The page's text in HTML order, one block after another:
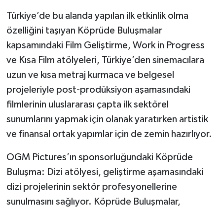
Türkiye’de bu alanda yapılan ilk etkinlik olma
özelliğini taşıyan Köprüde Buluşmalar
kapsamındaki Film Geliştirme, Work in Progress
ve Kısa Film atölyeleri, Türkiye’den sinemacılara
uzun ve kısa metraj kurmaca ve belgesel
projeleriyle post-prodüksiyon aşamasındaki
filmlerinin uluslararası çapta ilk sektörel
sunumlarını yapmak için olanak yaratırken artistik
ve finansal ortak yapımlar için de zemin hazırlıyor.
OGM Pictures’ın sponsorluğundaki Köprüde
Buluşma: Dizi atölyesi, geliştirme aşamasındaki
dizi projelerinin sektör profesyonellerine
sunulmasını sağlıyor. Köprüde Buluşmalar,